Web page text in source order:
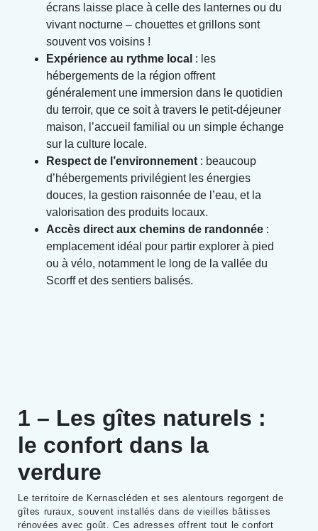
écrans laisse place à celle des lanternes ou du
vivant nocturne – chouettes et grillons sont
souvent vos voisins !
Expérience au rythme local : les
hébergements de la région offrent
généralement une immersion dans le quotidien
du terroir, que ce soit à travers le petit-déjeuner
maison, l’accueil familial ou un simple échange
sur la culture locale.
Respect de l’environnement : beaucoup
d’hébergements privilégient les énergies
douces, la gestion raisonnée de l’eau, et la
valorisation des produits locaux.
Accès direct aux chemins de randonnée :
emplacement idéal pour partir explorer à pied
ou à vélo, notamment le long de la vallée du
Scorff et des sentiers balisés.
1 – Les gîtes naturels :
le confort dans la
verdure
Le territoire de Kernascléden et ses alentours regorgent de
gîtes ruraux, souvent installés dans de vieilles bâtisses
rénovées avec goût. Ces adresses offrent tout le confort